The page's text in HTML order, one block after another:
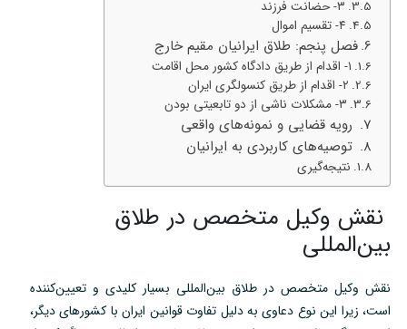
۳- حضانت فرزند
۴- تقسیم اموال
فصل پنجم: طلاق ایرانیان مقیم خارج
۱- اقدام از طریق دادگاه کشور محل اقامت
۲- اقدام از طریق کنسولگری ایران
۳- مشکلات ناشی از دو تابعیتی بودن
رویه قضایی و نمونه‌های واقعی
توصیه‌های کاربردی به ایرانیان
نتیجه‌گیری
نقش وکیل متخصص در طلاق
بین‌المللی
نقش وکیل متخصص در طلاق بین‌المللی بسیار کلیدی و تعیین‌کننده
است، زیرا این نوع دعاوی به دلیل تفاوت قوانین ایران با کشورهای دیگر،